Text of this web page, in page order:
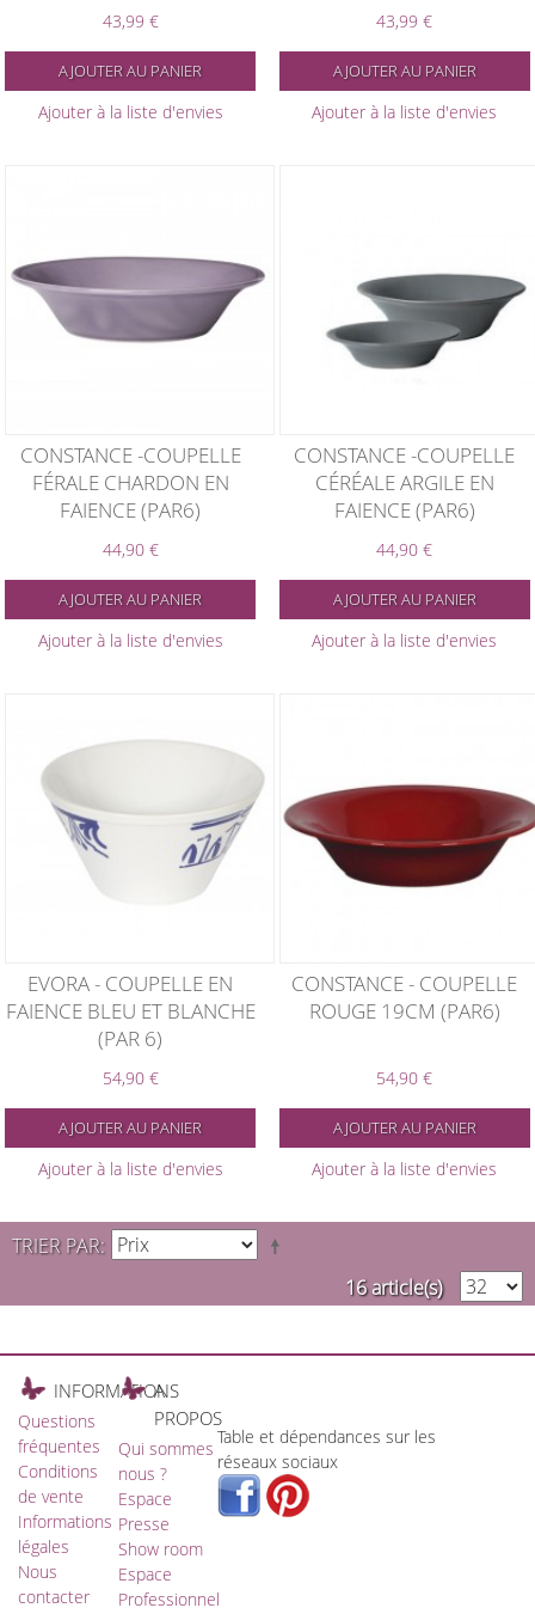
43,99 €
AJOUTER AU PANIER
Ajouter à la liste d'envies
43,99 €
AJOUTER AU PANIER
Ajouter à la liste d'envies
CONSTANCE -COUPELLE
FÉRALE CHARDON EN
FAIENCE (PAR6)
44,90 €
AJOUTER AU PANIER
Ajouter à la liste d'envies
CONSTANCE -COUPELLE
CÉRÉALE ARGILE EN
FAIENCE (PAR6)
44,90 €
AJOUTER AU PANIER
Ajouter à la liste d'envies
EVORA - COUPELLE EN
FAIENCE BLEU ET BLANCHE
(PAR 6)
54,90 €
AJOUTER AU PANIER
Ajouter à la liste d'envies
CONSTANCE - COUPELLE
ROUGE 19CM (PAR6)
54,90 €
AJOUTER AU PANIER
Ajouter à la liste d'envies
TRIER PAR
16 article(s)
INFORMATIONS
Questions
fréquentes
Conditions
de vente
Informations
légales
Nous
contacter
A
PROPOS
Qui sommes
nous ?
Espace
Presse
Show room
Espace
Professionnel
Table et dépendances sur les
réseaux sociaux